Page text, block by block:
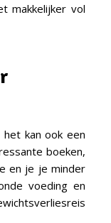
makkelijker vol
kan ook een
boeken,
en je je minder
voeding en